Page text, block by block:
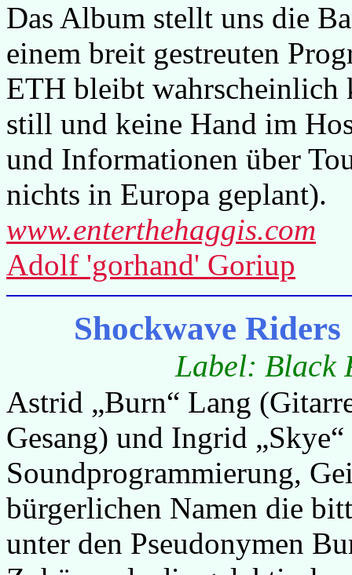
Das Album stellt uns die
einem breit gestreuten
ETH bleibt wahrscheinlich
still und keine Hand im
und Informationen über
nichts in Europa geplant).
www.enterthehaggis.com
Adolf 'gorhand' Goriup
Shockwave
Label: Black
Astrid „Burn“ Lang
Gesang) und Ingrid
Soundprogrammierung,
bürgerlichen Namen die
unter den Pseudonymen